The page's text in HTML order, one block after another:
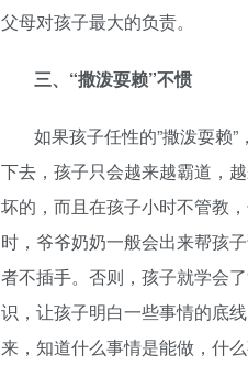
父母对孩子最大的负责。
三、“撒泼耍赖”不惯
如果孩子任性的”撒泼耍赖
下去，孩子只会越来越霸道，
坏的，而且在孩子小时不管教
时，爷爷奶奶一般会出来帮孩
者不插手。否则，孩子就学会
识，让孩子明白一些事情的底
来，知道什么事情是能做，什么